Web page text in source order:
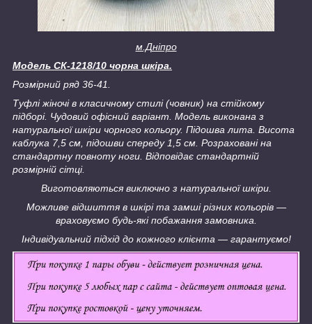
м.Дніпро
Модель СК-1218/10 чорна шкіра.
Розмірний ряд 36-41.
Туфлі жіночі в класичному стилі (човник) на стійкому
підборі. Чудовий офісний варіант. Модель виконана з
натуральної шкіри чорного кольору. Підошва лита. Висота
каблука 7,5 см, підошви спереду 1,5 см. Розраховані на
стандартну повноту ноги. Відповідає стандартній
розмірній сітці.
Виготовляються виключно з натуральної шкіри.
Можливе відшиття в шкірі та замші різних кольорів —
враховуємо будь-які побажання замовника.
Індивідуальний підхід до кожного клієнта — гарантуємо!